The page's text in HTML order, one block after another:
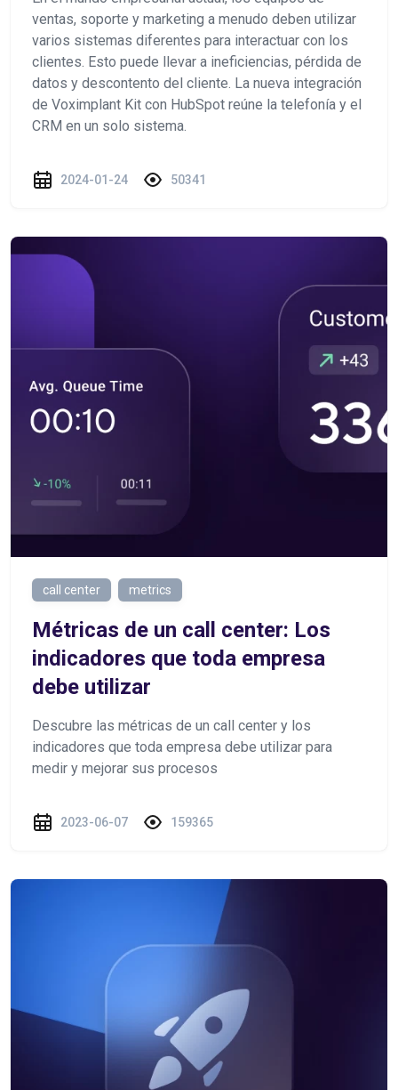
ventas, soporte y marketing a menudo deben utilizar
varios sistemas diferentes para interactuar con los
clientes. Esto puede llevar a ineficiencias, pérdida de
datos y descontento del cliente. La nueva integración
de Voximplant Kit con HubSpot reúne la telefonía y el
CRM en un solo sistema.
2024-01-24 50341
call center metrics
Métricas de un call center: Los
indicadores que toda empresa
debe utilizar
Descubre las métricas de un call center y los
indicadores que toda empresa debe utilizar para
medir y mejorar sus procesos
2023-06-07 159365